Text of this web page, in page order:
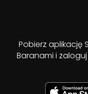
Pobierz aplikację
Baranami i